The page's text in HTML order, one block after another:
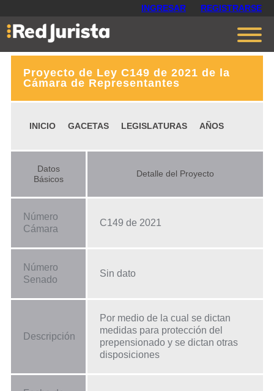
INGRESAR REGISTRARSE
Contáctanos
Planes
Proyecto de Ley C149 de 2021 de la
Cámara de Representantes
INICIO GACETAS LEGISLATURAS AÑOS
Datos
Básicos
Detalle del Proyecto
Número
Cámara
C149 de 2021
Número
Senado
Sin dato
Descripción
Por medio de la cual se dictan
medidas para protección del
prepensionado y se dictan otras
disposiciones